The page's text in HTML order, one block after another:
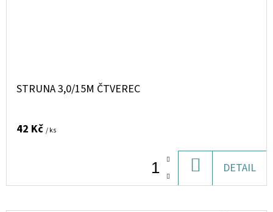
STRUNA 3,0/15M ČTVEREC
42 Kč / ks
KOŠÍKU
DETAIL